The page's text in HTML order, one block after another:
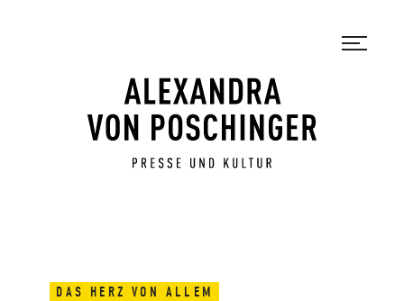
DAS HERZ VON ALLEM